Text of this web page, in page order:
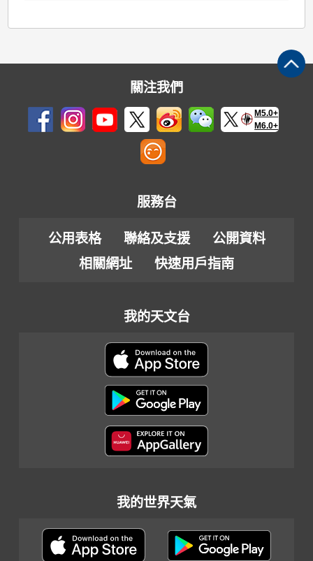
關注我們
M5.0+
M6.0+
服務台
公用表格 聯絡及支援
公開資料
相關網址
快速用戶指南
我的天文台
我的世界天氣